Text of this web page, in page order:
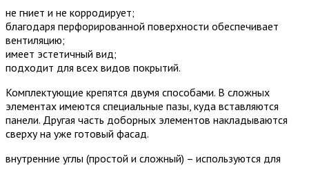
не гниет и не корродирует;
благодаря перфорированной поверхности обеспечивает
вентиляцию;
имеет эстетичный вид;
подходит для всех видов покрытий.
Комплектующие крепятся двумя способами. В сложных
элементах имеются специальные пазы, куда вставляются
панели. Другая часть доборных элементов накладываются
сверху на уже готовый фасад.
внутренние углы (простой и сложный) – используются для